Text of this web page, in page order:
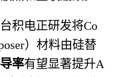
积电正研发将Co
）材料由硅替
率有望显著提升A